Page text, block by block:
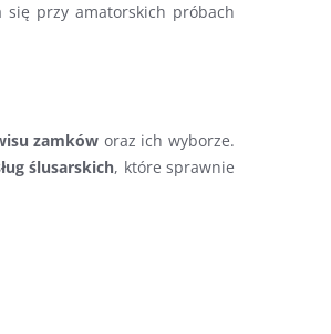
się przy amatorskich próbach
zamków oraz ich wyborze.
ślusarskich, które sprawnie